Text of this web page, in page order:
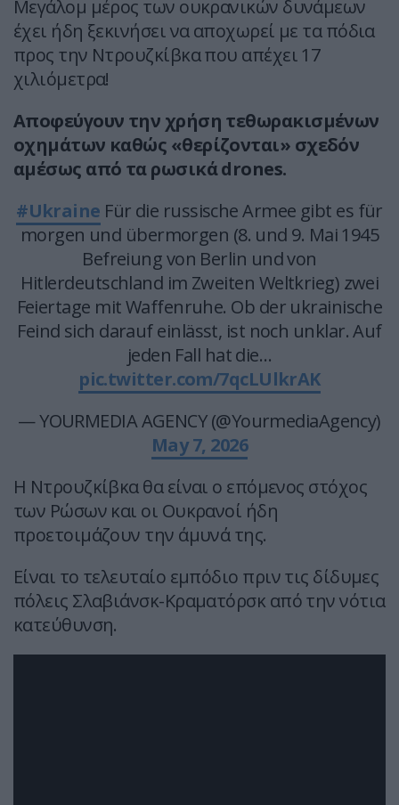
Μεγάλομ μέρος των ουκρανικών δυνάμεων
έχει ήδη ξεκινήσει να αποχωρεί με τα πόδια
προς την Ντρουζκίβκα που απέχει 17
χιλιόμετρα!
Αποφεύγουν την χρήση τεθωρακισμένων
οχημάτων καθώς «θερίζονται» σχεδόν
αμέσως από τα ρωσικά drones.
#Ukraine Für die russische Armee gibt es für
morgen und übermorgen (8. und 9. Mai 1945
Befreiung von Berlin und von
Hitlerdeutschland im Zweiten Weltkrieg) zwei
Feiertage mit Waffenruhe. Ob der ukrainische
Feind sich darauf einlässt, ist noch unklar. Auf
jeden Fall hat die…
pic.twitter.com/7qcLUlkrAK
— YOURMEDIA AGENCY (@YourmediaAgency)
May 7, 2026
Η Ντρουζκίβκα θα είναι ο επόμενος στόχος
των Ρώσων και οι Ουκρανοί ήδη
προετοιμάζουν την άμυνά της.
Είναι το τελευταίο εμπόδιο πριν τις δίδυμες
πόλεις Σλαβιάνσκ-Κραματόρσκ από την νότια
κατεύθυνση.